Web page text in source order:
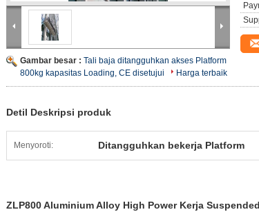
Gambar besar : Tali baja ditangguhkan akses Platform
800kg kapasitas Loading, CE disetujui
Harga terbaik
Detil Deskripsi produk
Menyoroti: Ditangguhkan bekerja Platform
ZLP800 Aluminium Alloy High Power Kerja